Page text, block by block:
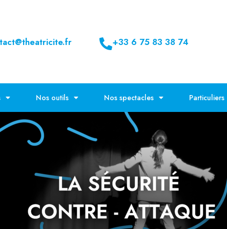
+33 6 75 83 38 74
Nos outils Nos spectacles Particuliers